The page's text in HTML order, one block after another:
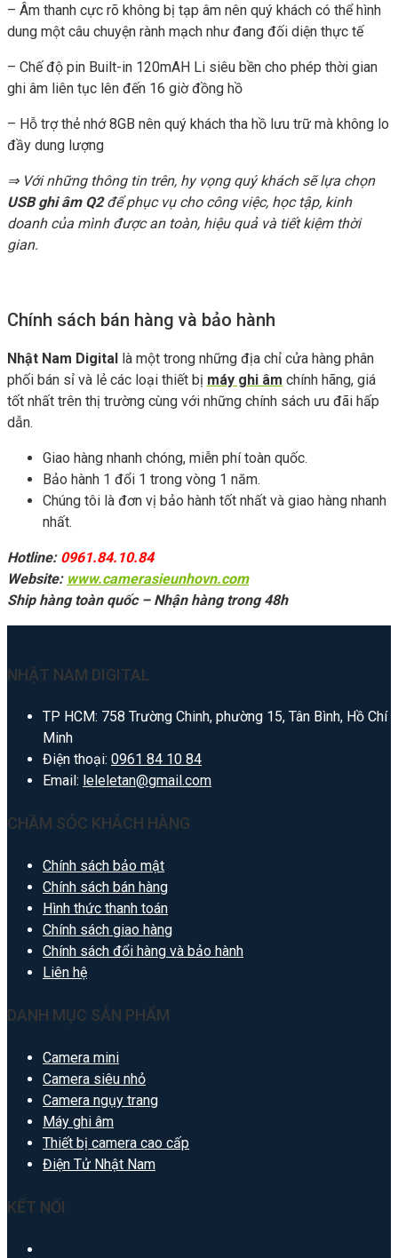
– Âm thanh cực rõ không bị tạp âm nên quý khách có thể hình
dung một câu chuyện rành mạch như đang đối diện thực tế
– Chế độ pin Built-in 120mAH Li siêu bền cho phép thời gian
ghi âm liên tục lên đến 16 giờ đồng hồ
– Hỗ trợ thẻ nhớ 8GB nên quý khách tha hồ lưu trữ mà không lo
đầy dung lượng
⇒ Với những thông tin trên, hy vọng quý khách sẽ lựa chọn
USB ghi âm Q2để phục vụ cho công việc, học tập, kinh
doanh của mình được an toàn, hiệu quả và tiết kiệm thời
gian.
Chính sách bán hàng và bảo hành
Nhật Nam Digital là một trong những địa chỉ cửa hàng phân
phối bán sỉ và lẻ các loại thiết bị máy ghi âm chính hãng, giá
tốt nhất trên thị trường cùng với những chính sách ưu đãi hấp
dẫn.
Giao hàng nhanh chóng, miễn phí toàn quốc.
Bảo hành 1 đổi 1 trong vòng 1 năm.
Chúng tôi là đơn vị bảo hành tốt nhất và giao hàng nhanh
nhất.
Hotline: 0961.84.10.84
Website: www.camerasieunhovn.com
Ship hàng toàn quốc – Nhận hàng trong 48h
NHẬT NAM DIGITAL
TP HCM: 758 Trường Chinh, phường 15, Tân Bình, Hồ Chí
Minh
Điện thoại: 0961 84 10 84
Email: leleletan@gmail.com
CHĂM SÓC KHÁCH HÀNG
Chính sách bảo mật
Chính sách bán hàng
Hình thức thanh toán
Chính sách giao hàng
Chính sách đổi hàng và bảo hành
Liên hệ
DANH MỤC SẢN PHẨM
Camera mini
Camera siêu nhỏ
Camera ngụy trang
Máy ghi âm
Thiết bị camera cao cấp
Điện Tử Nhật Nam
KẾT NỐI